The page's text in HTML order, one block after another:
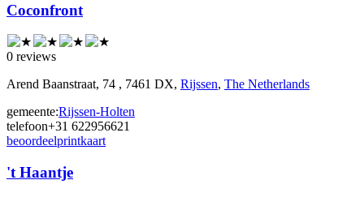
Coconfront
0 reviews
Arend Baanstraat, 74 , 7461 DX, Rijssen, The Netherlands
gemeente:Rijssen-Holten
telefoon+31 622956621
beoordeelprintkaart
't Haantje